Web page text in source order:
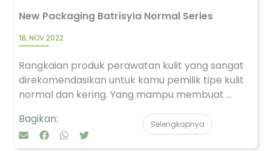
New Packaging Batrisyia Normal Series
18, NOV 2022
Rangkaian produk perawatan kulit yang sangat
direkomendasikan untuk kamu pemilik tipe kulit
normal dan kering. Yang mampu membuat ...
Bagikan:
Selengkapnya